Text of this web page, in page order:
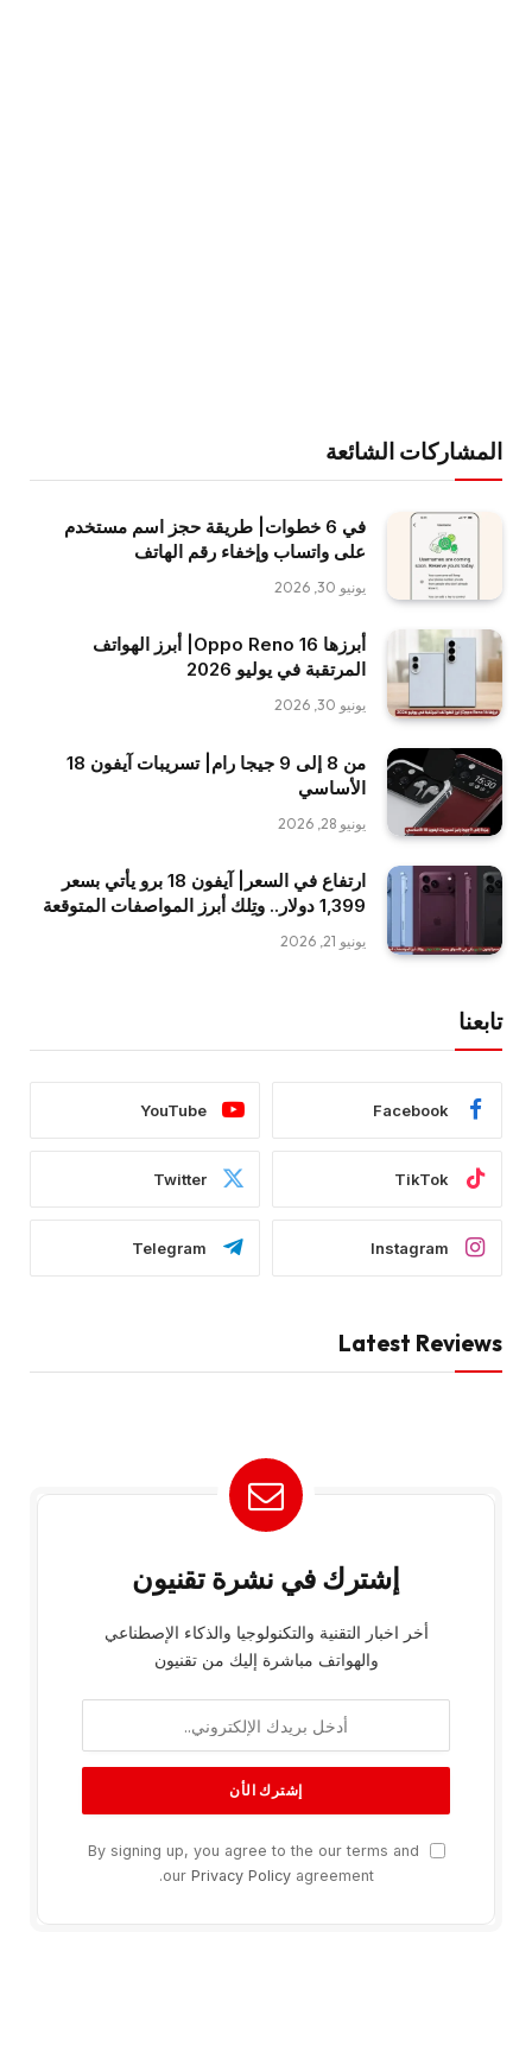
المشاركات الشائعة
في 6 خطوات| طريقة حجز اسم مستخدم
على واتساب وإخفاء رقم الهاتف
يونيو 30, 2026
أبرزها Oppo Reno 16| أبرز الهواتف
المرتقبة في يوليو 2026
يونيو 30, 2026
من 8 إلى 9 جيجا رام| تسريبات آيفون 18
الأساسي
يونيو 28, 2026
ارتفاع في السعر| آيفون 18 برو يأتي بسعر
1,399 دولار.. وتِلك أبرز المواصفات المتوقعة
يونيو 21, 2026
تابعنا
Facebook
YouTube
TikTok
Twitter
Instagram
Telegram
Latest Reviews
إشترك في نشرة تقنيون
أخر اخبار التقنية والتكنولوجيا والذكاء الإصطناعي
والهواتف مباشرة إليك من تقنيون
By signing up, you agree to the our terms and
our Privacy Policyagreement.